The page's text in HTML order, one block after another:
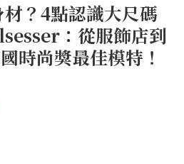
？4點認識大尺碼
：從服飾店到
時尚獎最佳模特！